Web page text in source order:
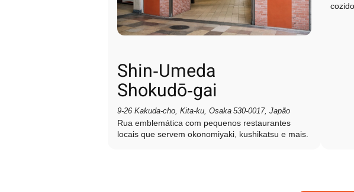
Shin‑Umeda
Shokudō‑gai
9‑26 Kakuda‑cho, Kita‑ku, Osaka 530‑0017, Japão
Rua emblemática com pequenos restaurantes
locais que servem okonomiyaki, kushikatsu e mais.